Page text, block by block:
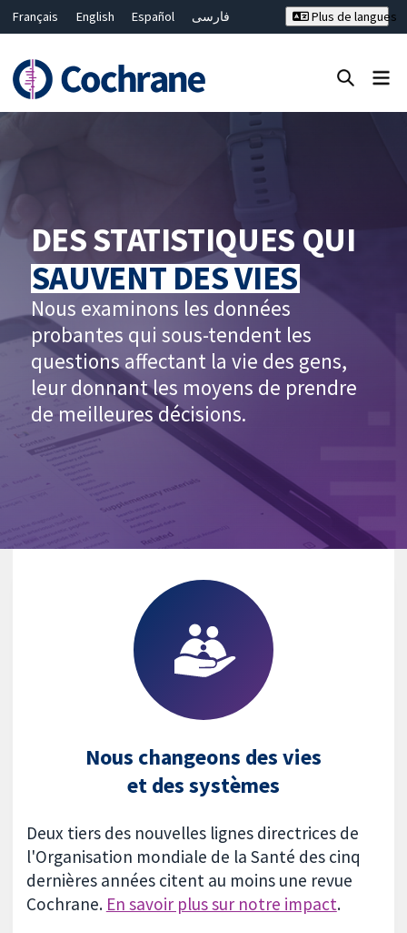
Français English Español
فارسی
Bahasa Malaysia
ไทย
繁體中文
简体中文
Plus de langues
Fermer la recherche ✖
DES STATISTIQUES QUI
SAUVENT DES VIES
Nous examinons les données
probantes qui sous-tendent les
questions affectant la vie des gens,
leur donnant les moyens de prendre
de meilleures décisions.
Nous changeons des vies
et des systèmes
Deux tiers des nouvelles lignes directrices de
l'Organisation mondiale de la Santé des cinq
dernières années citent au moins une revue
Cochrane. En savoir plus sur notre impact.